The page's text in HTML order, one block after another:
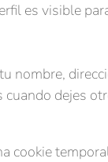
es visible
nombre,
dejes
cookie